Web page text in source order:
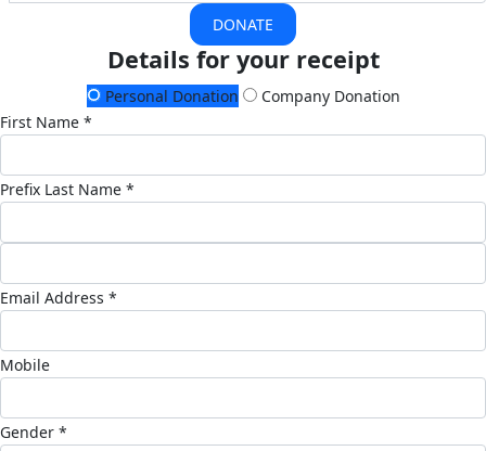
DONATE
Details for your receipt
Personal Donation
Company Donation
First Name *
Prefix Last Name *
Email Address *
Mobile
Gender *